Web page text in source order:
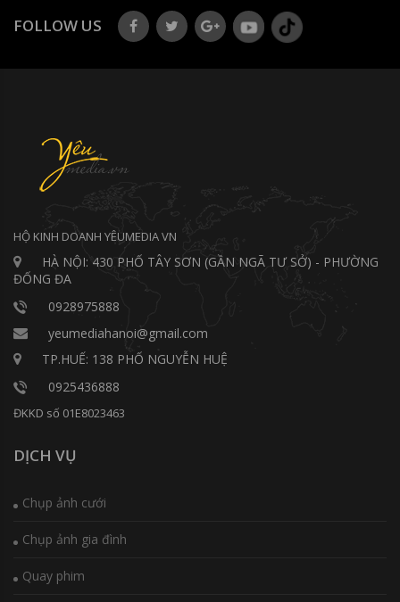
FOLLOW US
HỘ KINH DOANH YÊUMEDIA VN
HÀ NỘI: 430 PHỐ TÂY SƠN (GẦN NGÃ TƯ SỞ) - PHƯỜNG
ĐỐNG ĐA
0928975888
yeumediahanoi@gmail.com
TP.HUẾ: 138 PHỐ NGUYỄN HUỆ
0925436888
ĐKKD số 01E8023463
DỊCH VỤ
Chụp ảnh cưới
Chụp ảnh gia đình
Quay phim